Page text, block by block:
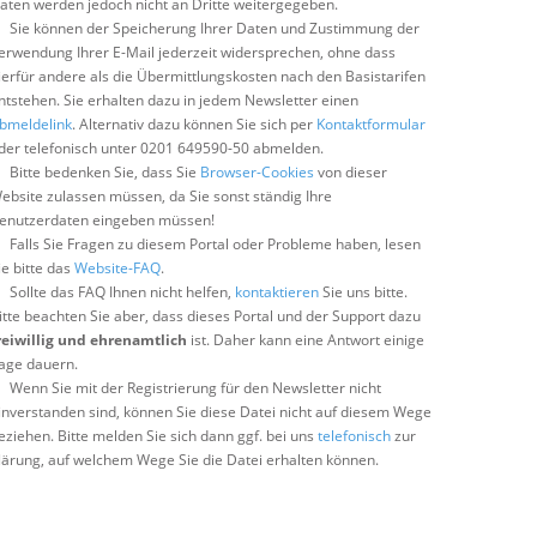
werden jedoch nicht an Dritte weitergegeben.
Sie können der Speicherung Ihrer Daten und Zustimmung der
Ihrer E-Mail jederzeit widersprechen, ohne dass
andere als die Übermittlungskosten nach den Basistarifen
Sie erhalten dazu in jedem Newsletter einen
. Alternativ dazu können Sie sich per Kontaktformular
telefonisch unter 0201 649590-50 abmelden.
Bitte bedenken Sie, dass Sie Browser-Cookies von dieser
zulassen müssen, da Sie sonst ständig Ihre
eingeben müssen!
Falls Sie Fragen zu diesem Portal oder Probleme haben, lesen
bitte das Website-FAQ.
Sollte das FAQ Ihnen nicht helfen, kontaktierenSie uns bitte.
beachten Sie aber, dass dieses Portal und der Support dazu
und ehrenamtlich ist. Daher kann eine Antwort einige
dauern.
Wenn Sie mit der Registrierung für den Newsletter nicht
sind, können Sie diese Datei nicht auf diesem Wege
Bitte melden Sie sich dann ggf. bei uns telefonischzur
auf welchem Wege Sie die Datei erhalten können.